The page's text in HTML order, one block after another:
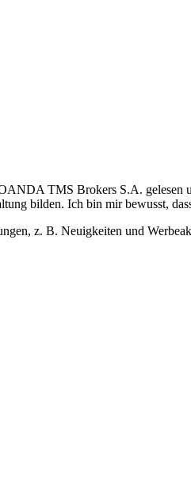
TMS Brokers S.A. gelesen
bilden. Ich bin mir bewusst,
z. B. Neuigkeiten und